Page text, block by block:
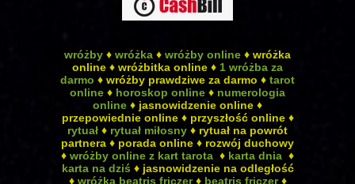
wróżby ♦ wróżka ♦ wróżby online ♦ wróżka
online ♦ wróżbitka online ♦ 1 wróżba za
darmo ♦ wróżby prawdziwe za darmo ♦ tarot
online ♦ horoskop online ♦ numerologia
online ♦ jasnowidzenie online ♦
przepowiednie online ♦ przyszłość online ♦
rytuał ♦ rytuał miłosny ♦ rytuał na powrót
partnera ♦ porada online ♦ rozwój duchowy
♦ wróżby online z kart tarota ♦ karta dnia ♦
karta na dziś ♦ jasnowidzenie na odległość
♦ wróżka beatris friczer♦ beatris friczer♦